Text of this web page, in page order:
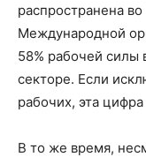
распространена
Международной
58% рабочей силы
секторе. Если
рабочих, эта
В то же время,